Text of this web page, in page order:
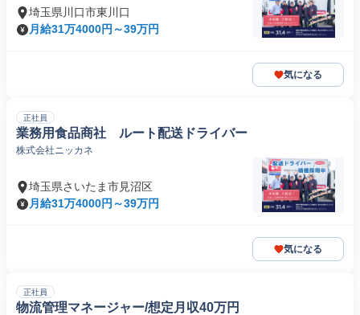
埼玉県川口市東川口
月給31万4000円～39万円
気になる
正社員
業務用食品商社 ルート配送ドライバー
株式会社ニッカネ
埼玉県さいたま市見沼区
月給31万4000円～39万円
気になる
正社員
物流管理マネージャー/想定月収40万円